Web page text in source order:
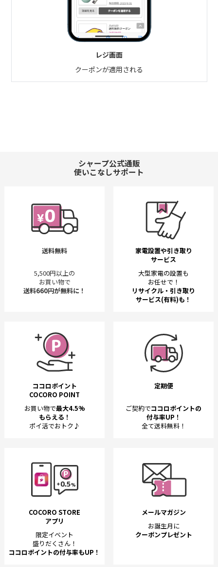
レジ画面
クーポンが適用される
シャープ公式通販
使いこなしサポート
送料無料
5,500円以上の
お買い物で
送料660円が無料に！
家電設置や引き取り
サービス
大型家電の設置も
お任せで！
リサイクル・引き取り
サービス(有料)も！
ココロポイント
COCORO POINT
お買い物で最大4.5%
もらえる！
ポイ活でおトク♪
定期便
ご契約でココロポイントの
付与率UP！
全て送料無料！
COCORO STORE
アプリ
限定イベント
盛りだくさん！
ココロポイントの付与率もUP！
メールマガジン
お誕生月に
クーポンプレゼント